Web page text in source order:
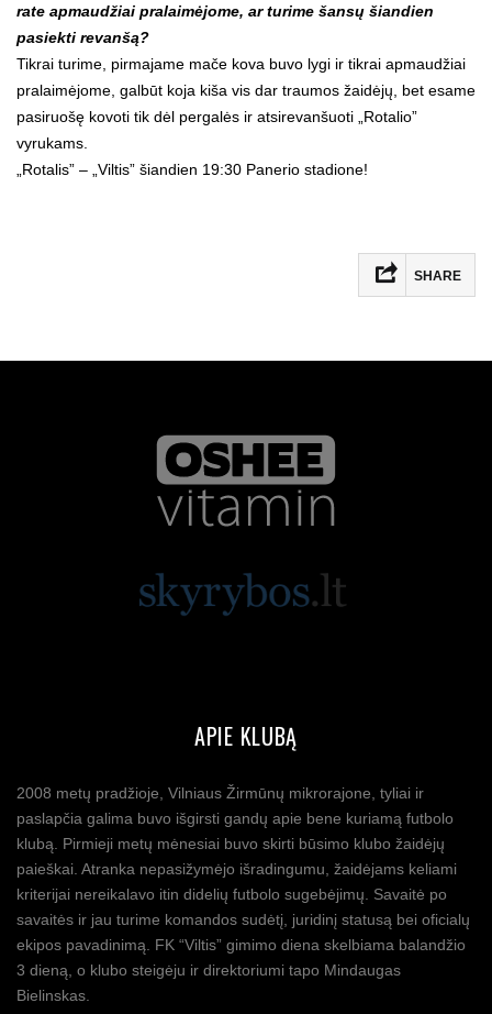
rate apmaudžiai pralaimėjome, ar turime šansų šiandien
pasiekti revanšą?
Tikrai turime, pirmajame mače kova buvo lygi ir tikrai apmaudžiai
pralaimėjome, galbūt koja kiša vis dar traumos žaidėjų, bet esame
pasiruošę kovoti tik dėl pergalės ir atsirevanšuoti „Rotalio”
vyrukams.
„Rotalis” – „Viltis” šiandien 19:30 Panerio stadione!
SHARE
APIE KLUBĄ
2008 metų pradžioje, Vilniaus Žirmūnų mikrorajone, tyliai ir
paslapčia galima buvo išgirsti gandų apie bene kuriamą futbolo
klubą. Pirmieji metų mėnesiai buvo skirti būsimo klubo žaidėjų
paieškai. Atranka nepasižymėjo išradingumu, žaidėjams keliami
kriterijai nereikalavo itin didelių futbolo sugebėjimų. Savaitė po
savaitės ir jau turime komandos sudėtį, juridinį statusą bei oficialų
ekipos pavadinimą. FK “Viltis” gimimo diena skelbiama balandžio
3 dieną, o klubo steigėju ir direktoriumi tapo Mindaugas
Bielinskas.